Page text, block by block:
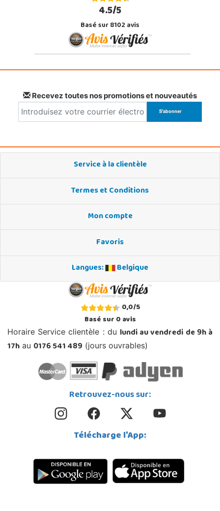
4.5/5
Basé sur 8102 avis
Recevez toutes nos promotions et nouveautés
Service à la clientèle
Termes et Conditions
Mon compte
Favoris
Langues:
Belgique
0,0/5
Basé sur0avis
Horaire Service clientèle : du lundi au vendredi de 9h à
17h au 0176 541 489 (jours ouvrables)
Retrouvez-nous sur:
Télécharge l'App: